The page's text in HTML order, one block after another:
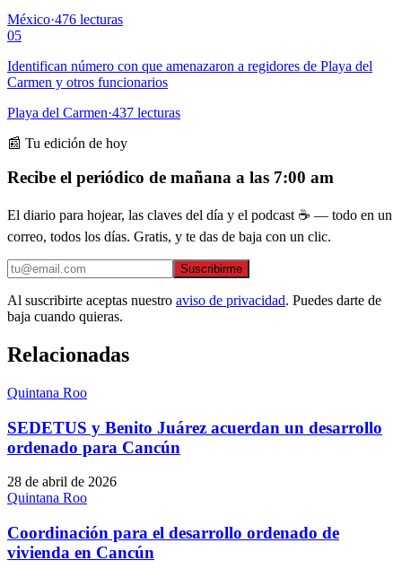
México·476 lecturas
05
Identifican número con que amenazaron a regidores de Playa del
Carmen y otros funcionarios
Playa del Carmen·437 lecturas
📰 Tu edición de hoy
Recibe el periódico de mañana a las 7:00 am
El diario para hojear, las claves del día y el podcast ☕ — todo en un
correo, todos los días. Gratis, y te das de baja con un clic.
Suscribirme
Al suscribirte aceptas nuestro aviso de privacidad. Puedes darte de
baja cuando quieras.
Relacionadas
Quintana Roo
SEDETUS y Benito Juárez acuerdan un desarrollo
ordenado para Cancún
28 de abril de 2026
Quintana Roo
Coordinación para el desarrollo ordenado de
vivienda en Cancún